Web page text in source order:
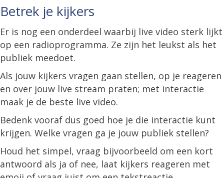
Betrek je kijkers
Er is nog een onderdeel waarbij live video sterk lijkt
op een radioprogramma. Ze zijn het leukst als het
publiek meedoet.
Als jouw kijkers vragen gaan stellen, op je reageren
en over jouw live stream praten; met interactie
maak je de beste live video.
Bedenk vooraf dus goed hoe je die interactie kunt
krijgen. Welke vragen ga je jouw publiek stellen?
Houd het simpel, vraag bijvoorbeeld om een kort
antwoord als ja of nee, laat kijkers reageren met